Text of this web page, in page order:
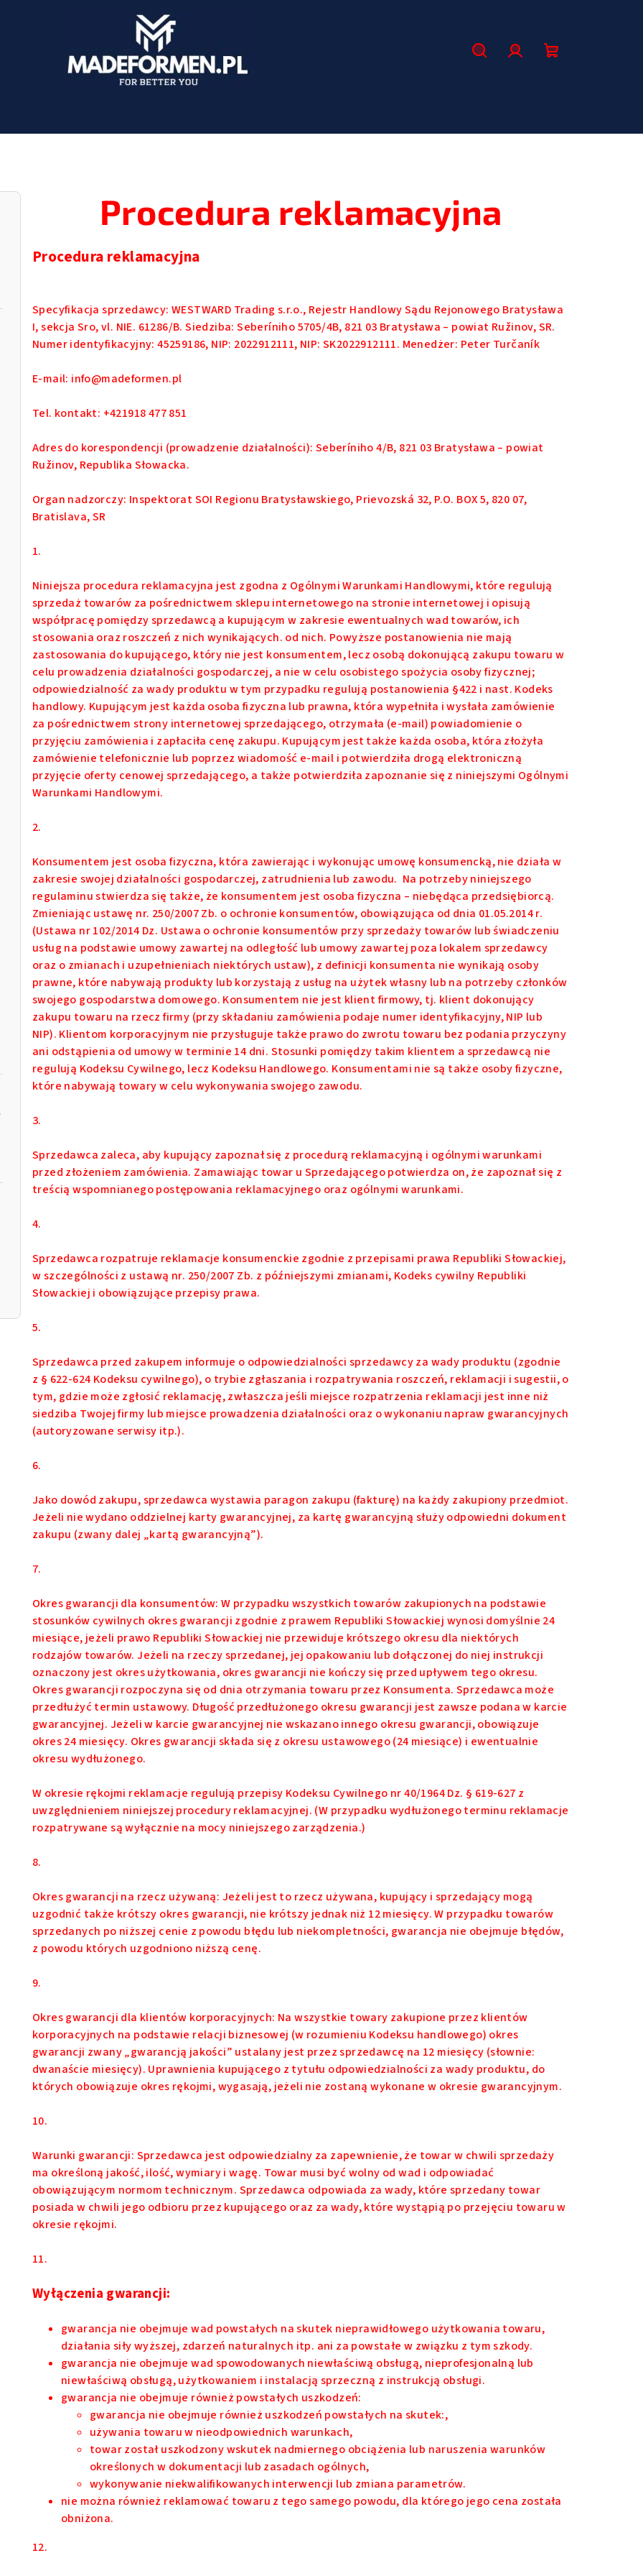
Procedura reklamacyjna
Procedura reklamacyjna
Specyfikacja sprzedawcy: WESTWARD Trading s.r.o., Rejestr Handlowy Sądu Rejonowego Bratysława
I, sekcja Sro, vl. NIE. 61286/B. Siedziba: Seberíniho 5705/4B, 821 03 Bratysława – powiat Ružinov, SR.
Numer identyfikacyjny: 45259186, NIP: 2022912111, NIP: SK2022912111. Menedżer: Peter Turčaník
E-mail: info@madeformen.pl
Tel. kontakt: +421918 477 851
Adres do korespondencji (prowadzenie działalności): Seberíniho 4/B, 821 03 Bratysława – powiat
Ružinov, Republika Słowacka.
Organ nadzorczy: Inspektorat SOI Regionu Bratysławskiego, Prievozská 32, P.O. BOX 5, 820 07,
Bratislava, SR
1.
Niniejsza procedura reklamacyjna jest zgodna z Ogólnymi Warunkami Handlowymi, które regulują
sprzedaż towarów za pośrednictwem sklepu internetowego na stronie internetowej i opisują
współpracę pomiędzy sprzedawcą a kupującym w zakresie ewentualnych wad towarów, ich
stosowania oraz roszczeń z nich wynikających. od nich. Powyższe postanowienia nie mają
zastosowania do kupującego, który nie jest konsumentem, lecz osobą dokonującą zakupu towaru w
celu prowadzenia działalności gospodarczej, a nie w celu osobistego spożycia osoby fizycznej;
odpowiedzialność za wady produktu w tym przypadku regulują postanowienia §422 i nast. Kodeks
handlowy. Kupującym jest każda osoba fizyczna lub prawna, która wypełniła i wysłała zamówienie
za pośrednictwem strony internetowej sprzedającego, otrzymała (e-mail) powiadomienie o
przyjęciu zamówienia i zapłaciła cenę zakupu. Kupującym jest także każda osoba, która złożyła
zamówienie telefonicznie lub poprzez wiadomość e-mail i potwierdziła drogą elektroniczną
przyjęcie oferty cenowej sprzedającego, a także potwierdziła zapoznanie się z niniejszymi Ogólnymi
Warunkami Handlowymi.
2.
Konsumentem jest osoba fizyczna, która zawierając i wykonując umowę konsumencką, nie działa w
zakresie swojej działalności gospodarczej, zatrudnienia lub zawodu. Na potrzeby niniejszego
regulaminu stwierdza się także, że konsumentem jest osoba fizyczna – niebędąca przedsiębiorcą.
Zmieniając ustawę nr. 250/2007 Zb. o ochronie konsumentów, obowiązująca od dnia 01.05.2014 r.
(Ustawa nr 102/2014 Dz. Ustawa o ochronie konsumentów przy sprzedaży towarów lub świadczeniu
usług na podstawie umowy zawartej na odległość lub umowy zawartej poza lokalem sprzedawcy
oraz o zmianach i uzupełnieniach niektórych ustaw), z definicji konsumenta nie wynikają osoby
prawne, które nabywają produkty lub korzystają z usług na użytek własny lub na potrzeby członków
swojego gospodarstwa domowego. Konsumentem nie jest klient firmowy, tj. klient dokonujący
zakupu towaru na rzecz firmy (przy składaniu zamówienia podaje numer identyfikacyjny, NIP lub
NIP). Klientom korporacyjnym nie przysługuje także prawo do zwrotu towaru bez podania przyczyny
ani odstąpienia od umowy w terminie 14 dni. Stosunki pomiędzy takim klientem a sprzedawcą nie
regulują Kodeksu Cywilnego, lecz Kodeksu Handlowego. Konsumentami nie są także osoby fizyczne,
które nabywają towary w celu wykonywania swojego zawodu.
3.
Sprzedawca zaleca, aby kupujący zapoznał się z procedurą reklamacyjną i ogólnymi warunkami
przed złożeniem zamówienia. Zamawiając towar u Sprzedającego potwierdza on, że zapoznał się z
treścią wspomnianego postępowania reklamacyjnego oraz ogólnymi warunkami.
4.
Sprzedawca rozpatruje reklamacje konsumenckie zgodnie z przepisami prawa Republiki Słowackiej,
w szczególności z ustawą nr. 250/2007 Zb. z późniejszymi zmianami, Kodeks cywilny Republiki
Słowackiej i obowiązujące przepisy prawa.
5.
Sprzedawca przed zakupem informuje o odpowiedzialności sprzedawcy za wady produktu (zgodnie
z § 622-624 Kodeksu cywilnego), o trybie zgłaszania i rozpatrywania roszczeń, reklamacji i sugestii, o
tym, gdzie może zgłosić reklamację, zwłaszcza jeśli miejsce rozpatrzenia reklamacji jest inne niż
siedziba Twojej firmy lub miejsce prowadzenia działalności oraz o wykonaniu napraw gwarancyjnych
(autoryzowane serwisy itp.).
6.
Jako dowód zakupu, sprzedawca wystawia paragon zakupu (fakturę) na każdy zakupiony przedmiot.
Jeżeli nie wydano oddzielnej karty gwarancyjnej, za kartę gwarancyjną służy odpowiedni dokument
zakupu (zwany dalej „kartą gwarancyjną”).
7.
Okres gwarancji dla konsumentów: W przypadku wszystkich towarów zakupionych na podstawie
stosunków cywilnych okres gwarancji zgodnie z prawem Republiki Słowackiej wynosi domyślnie 24
miesiące, jeżeli prawo Republiki Słowackiej nie przewiduje krótszego okresu dla niektórych
rodzajów towarów. Jeżeli na rzeczy sprzedanej, jej opakowaniu lub dołączonej do niej instrukcji
oznaczony jest okres użytkowania, okres gwarancji nie kończy się przed upływem tego okresu.
Okres gwarancji rozpoczyna się od dnia otrzymania towaru przez Konsumenta. Sprzedawca może
przedłużyć termin ustawowy. Długość przedłużonego okresu gwarancji jest zawsze podana w karcie
gwarancyjnej. Jeżeli w karcie gwarancyjnej nie wskazano innego okresu gwarancji, obowiązuje
okres 24 miesięcy. Okres gwarancji składa się z okresu ustawowego (24 miesiące) i ewentualnie
okresu wydłużonego.
W okresie rękojmi reklamacje regulują przepisy Kodeksu Cywilnego nr 40/1964 Dz. § 619-627 z
uwzględnieniem niniejszej procedury reklamacyjnej. (W przypadku wydłużonego terminu reklamacje
rozpatrywane są wyłącznie na mocy niniejszego zarządzenia.)
8.
Okres gwarancji na rzecz używaną: Jeżeli jest to rzecz używana, kupujący i sprzedający mogą
uzgodnić także krótszy okres gwarancji, nie krótszy jednak niż 12 miesięcy. W przypadku towarów
sprzedanych po niższej cenie z powodu błędu lub niekompletności, gwarancja nie obejmuje błędów,
z powodu których uzgodniono niższą cenę.
9.
Okres gwarancji dla klientów korporacyjnych: Na wszystkie towary zakupione przez klientów
korporacyjnych na podstawie relacji biznesowej (w rozumieniu Kodeksu handlowego) okres
gwarancji zwany „gwarancją jakości” ustalany jest przez sprzedawcę na 12 miesięcy (słownie:
dwanaście miesięcy). Uprawnienia kupującego z tytułu odpowiedzialności za wady produktu, do
których obowiązuje okres rękojmi, wygasają, jeżeli nie zostaną wykonane w okresie gwarancyjnym.
10.
Warunki gwarancji: Sprzedawca jest odpowiedzialny za zapewnienie, że towar w chwili sprzedaży
ma określoną jakość, ilość, wymiary i wagę. Towar musi być wolny od wad i odpowiadać
obowiązującym normom technicznym. Sprzedawca odpowiada za wady, które sprzedany towar
posiada w chwili jego odbioru przez kupującego oraz za wady, które wystąpią po przejęciu towaru w
okresie rękojmi.
11.
Wyłączenia gwarancji:
gwarancja nie obejmuje wad powstałych na skutek nieprawidłowego użytkowania towaru,
działania siły wyższej, zdarzeń naturalnych itp. ani za powstałe w związku z tym szkody.
gwarancja nie obejmuje wad spowodowanych niewłaściwą obsługą, nieprofesjonalną lub
niewłaściwą obsługą, użytkowaniem i instalacją sprzeczną z instrukcją obsługi.
gwarancja nie obejmuje również powstałych uszkodzeń:
gwarancja nie obejmuje również uszkodzeń powstałych na skutek:,
używania towaru w nieodpowiednich warunkach,
towar został uszkodzony wskutek nadmiernego obciążenia lub naruszenia warunków
określonych w dokumentacji lub zasadach ogólnych,
wykonywanie niekwalifikowanych interwencji lub zmiana parametrów.
nie można również reklamować towaru z tego samego powodu, dla którego jego cena została
obniżona.
12.